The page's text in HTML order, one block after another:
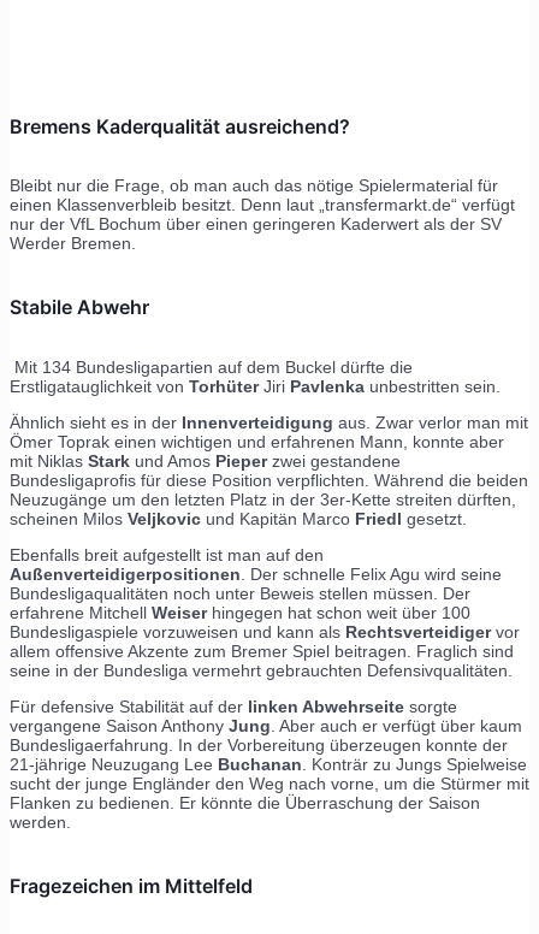
Bremens Kaderqualität ausreichend?
Bleibt nur die Frage, ob man auch das nötige Spielermaterial für
einen Klassenverbleib besitzt. Denn laut „transfermarkt.de“ verfügt
nur der VfL Bochum über einen geringeren Kaderwert als der SV
Werder Bremen.
Stabile Abwehr
Mit 134 Bundesligapartien auf dem Buckel dürfte die
Erstligatauglichkeit von TorhüterJiri Pavlenka unbestritten sein.
Ähnlich sieht es in der Innenverteidigung aus. Zwar verlor man mit
Ömer Toprak einen wichtigen und erfahrenen Mann, konnte aber
mit Niklas Stark und Amos Pieperzwei gestandene
Bundesligaprofis für diese Position verpflichten. Während die beiden
Neuzugänge um den letzten Platz in der 3er-Kette streiten dürften,
scheinen Milos Veljkovic und Kapitän Marco Friedl gesetzt.
Ebenfalls breit aufgestellt ist man auf den
Außenverteidigerpositionen . Der schnelle Felix Agu wird seine
Bundesligaqualitäten noch unter Beweis stellen müssen. Der
erfahrene Mitchell Weiserhingegen hat schon weit über 100
Bundesligaspiele vorzuweisen und kann als Rechtsverteidigervor
allem offensive Akzente zum Bremer Spiel beitragen. Fraglich sind
seine in der Bundesliga vermehrt gebrauchten Defensivqualitäten.
Für defensive Stabilität auf der linken Abwehrseite sorgte
vergangene Saison Anthony Jung . Aber auch er verfügt über kaum
Bundesligaerfahrung. In der Vorbereitung überzeugen konnte der
21-jährige Neuzugang Lee Buchanan . Konträr zu Jungs Spielweise
sucht der junge Engländer den Weg nach vorne, um die Stürmer mit
Flanken zu bedienen. Er könnte die Überraschung der Saison
werden.
Fragezeichen im Mittelfeld